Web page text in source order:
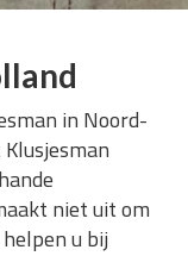
in Noord-
niet uit om
u bij